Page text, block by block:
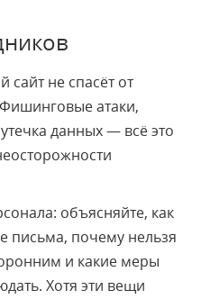
не спасёт от
атаки,
данных — всё это
объясняйте, как
письма, почему нельзя
и какие меры
Хотя эти вещи